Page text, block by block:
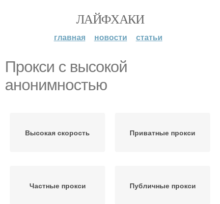
ЛАЙФХАКИ
главная новости статьи
Прокси с высокой
анонимностью
Высокая скорость Приватные прокси
Частные прокси Публичные прокси